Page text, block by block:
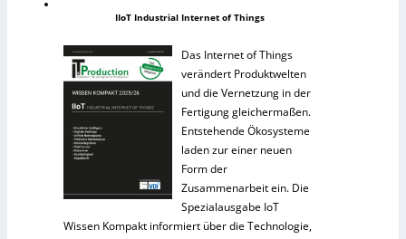
IIoT Industrial Internet of Things
Das Internet of Things
verändert Produktwelten
und die Vernetzung in der
Fertigung gleichermaßen.
Entstehende Ökosysteme
laden zur einer neuen
Form der
Zusammenarbeit ein. Die
Spezialausgabe IoT
Wissen Kompakt informiert über die Technologie,